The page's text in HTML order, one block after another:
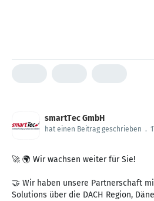
smartTec GmbH
hat einen Beitrag geschrieben .
🚀 🌍 Wir wachsen weiter für Sie!
🤝 Wir haben unsere Partnerschaft
Solutions über die DACH Region,